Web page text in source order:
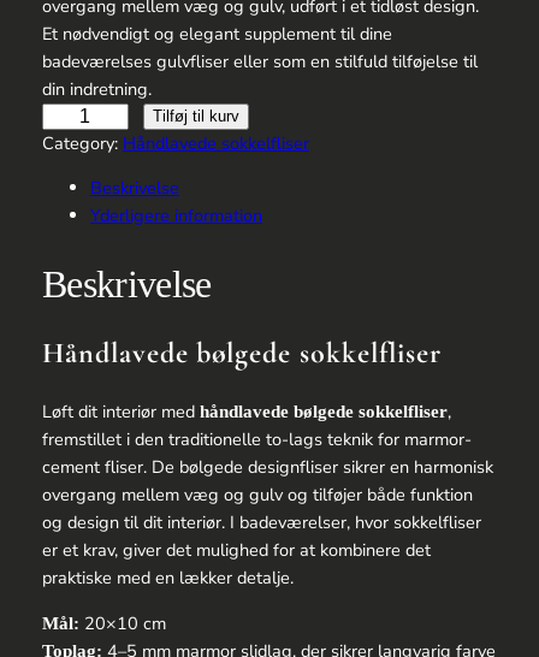
overgang mellem væg og gulv, udført i et tidløst design.
Et nødvendigt og elegant supplement til dine
badeværelses gulvfliser eller som en stilfuld tilføjelse til
din indretning.
Håndlavede
sokkelfliser
Vague
Tilføj til kurv
Category: Håndlavede sokkelfliser
Beskrivelse
Yderligere information
Beskrivelse
Håndlavede bølgede sokkelfliser
Løft dit interiør med håndlavede bølgede sokkelfliser,
fremstillet i den traditionelle to-lags teknik for marmor-
cement fliser. De bølgede designfliser sikrer en harmonisk
overgang mellem væg og gulv og tilføjer både funktion
og design til dit interiør. I badeværelser, hvor sokkelfliser
er et krav, giver det mulighed for at kombinere det
praktiske med en lækker detalje.
Mål: 20×10 cm
Toplag: 4–5 mm marmor slidlag, der sikrer langvarig farve